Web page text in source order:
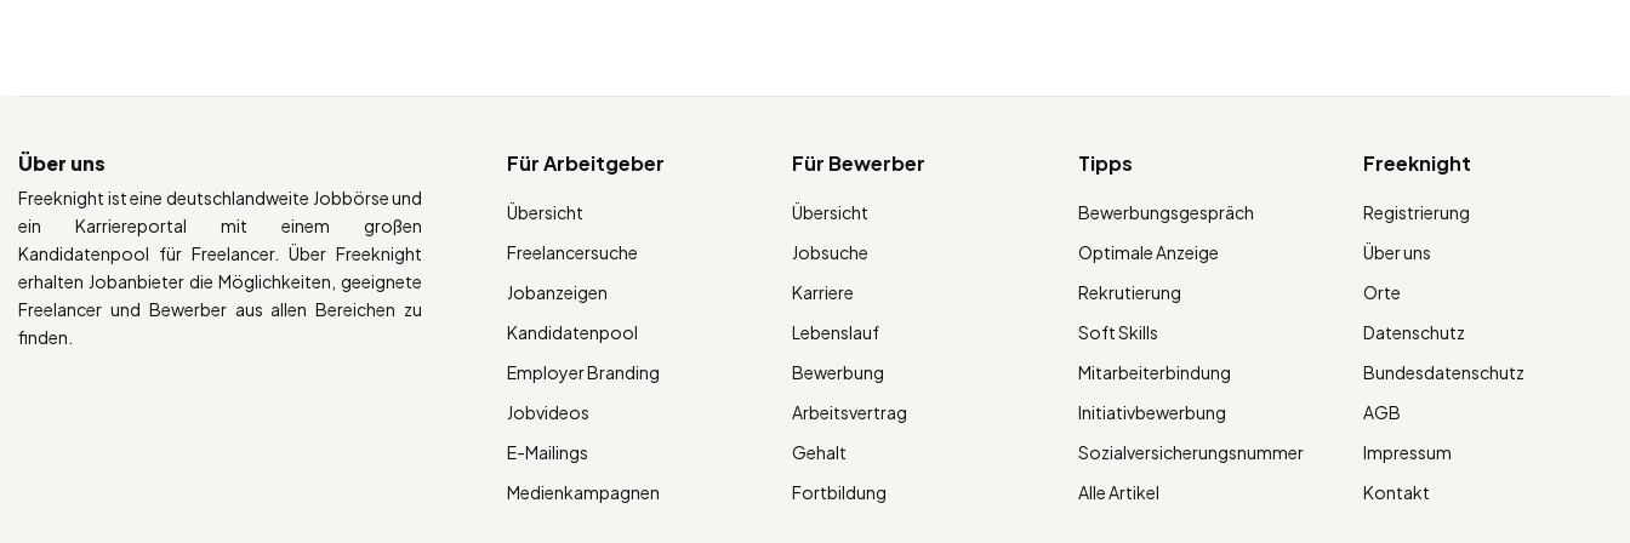
Über uns
Freeknight ist eine deutschlandweite Jobbörse und
ein Karriereportal mit einem großen
Kandidatenpool für Freelancer. Über Freeknight
erhalten Jobanbieter die Möglichkeiten, geeignete
Freelancer und Bewerber aus allen Bereichen zu
finden.
Für Arbeitgeber
Übersicht
Freelancersuche
Jobanzeigen
Kandidatenpool
Employer Branding
Jobvideos
E-Mailings
Medienkampagnen
Für Bewerber
Übersicht
Jobsuche
Karriere
Lebenslauf
Bewerbung
Arbeitsvertrag
Gehalt
Fortbildung
Tipps
Bewerbungsgespräch
Optimale Anzeige
Rekrutierung
Soft Skills
Mitarbeiterbindung
Initiativbewerbung
Sozialversicherungsnummer
Alle Artikel
Freeknight
Registrierung
Über uns
Orte
Datenschutz
Bundesdatenschutz
AGB
Impressum
Kontakt